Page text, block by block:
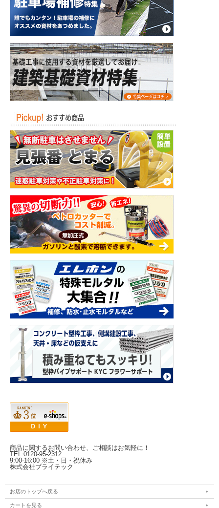
商品に関するお問い合わせ、ご相談はお気軽に！
TEL:0120-95-2312
9:00-16:00 ※土・日・祝休み
株式会社ブライテック
お店のトップへ戻る
カートを見る